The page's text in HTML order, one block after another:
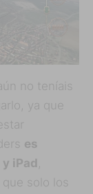
no teníais
ya que
es
iPad ,
solo los